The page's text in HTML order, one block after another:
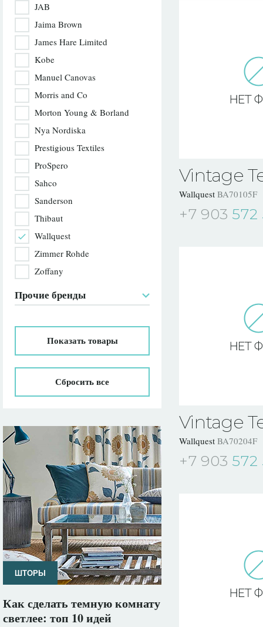
JAB
Jaima Brown
James Hare Limited
Kobe
Manuel Canovas
Morris and Co
Morton Young & Borland
Nya Nordiska
Prestigious Textiles
ProSpero
Sahco
Sanderson
Thibaut
Wallquest
Zimmer Rohde
Zoffany
Прочие бренды
Показатьтовары
Сбросить все
ШТОРЫ
Как сделать темную комнату
светлее: топ 10 идей
Vintage
Wallquest BA70105F
+7 903 572
Vintage
Wallquest BA70204F
+7 903 572